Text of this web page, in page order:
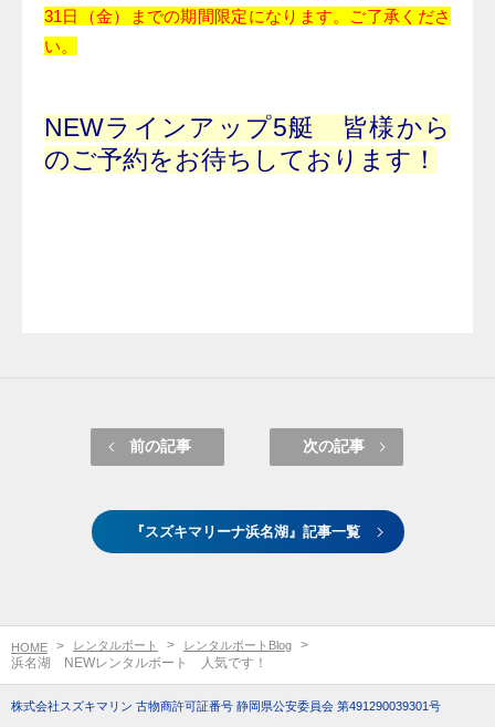
31日（金）までの期間限定になります。 ご了承くださ
い。
NEWラインアップ5艇 皆様から
のご予約をお待ちしております！
前の記事 次の記事
『スズキマリーナ浜名湖』記事一覧
HOME レンタルボート レンタルボートBlog
浜名湖 NEWレンタルボート 人気です！
株式会社スズキマリン 古物商許可証番号 静岡県公安委員会 第491290039301号